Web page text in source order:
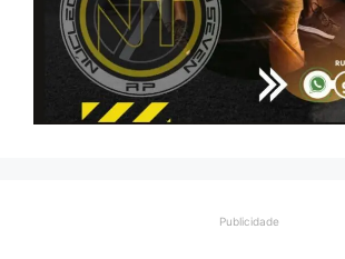
Publicidade